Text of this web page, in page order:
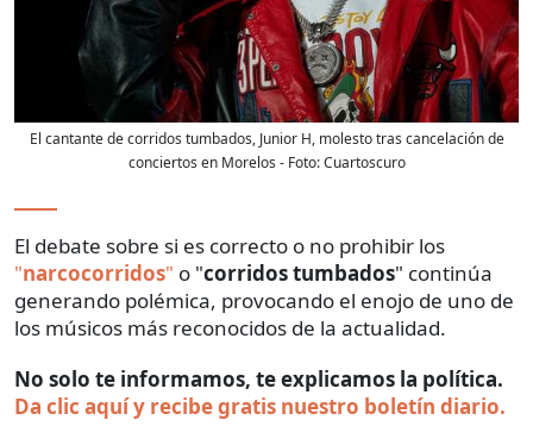
El cantante de corridos tumbados, Junior H, molesto tras cancelación de
conciertos en Morelos - Foto:Cuartoscuro
El debate sobre si es correcto o no prohibir los
"narcocorridos" o "corridos tumbados" continúa
generando polémica, provocando el enojo de uno de
los músicos más reconocidos de la actualidad.
No solo te informamos, te explicamos la política.
Da clic aquí y recibe gratis nuestro boletín diario.